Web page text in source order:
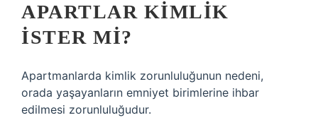
APARTLAR KIMLIK
ISTER MI?
Apartmanlarda kimlik zorunluluğunun nedeni,
orada yaşayanların emniyet birimlerine ihbar
edilmesi zorunluluğudur.